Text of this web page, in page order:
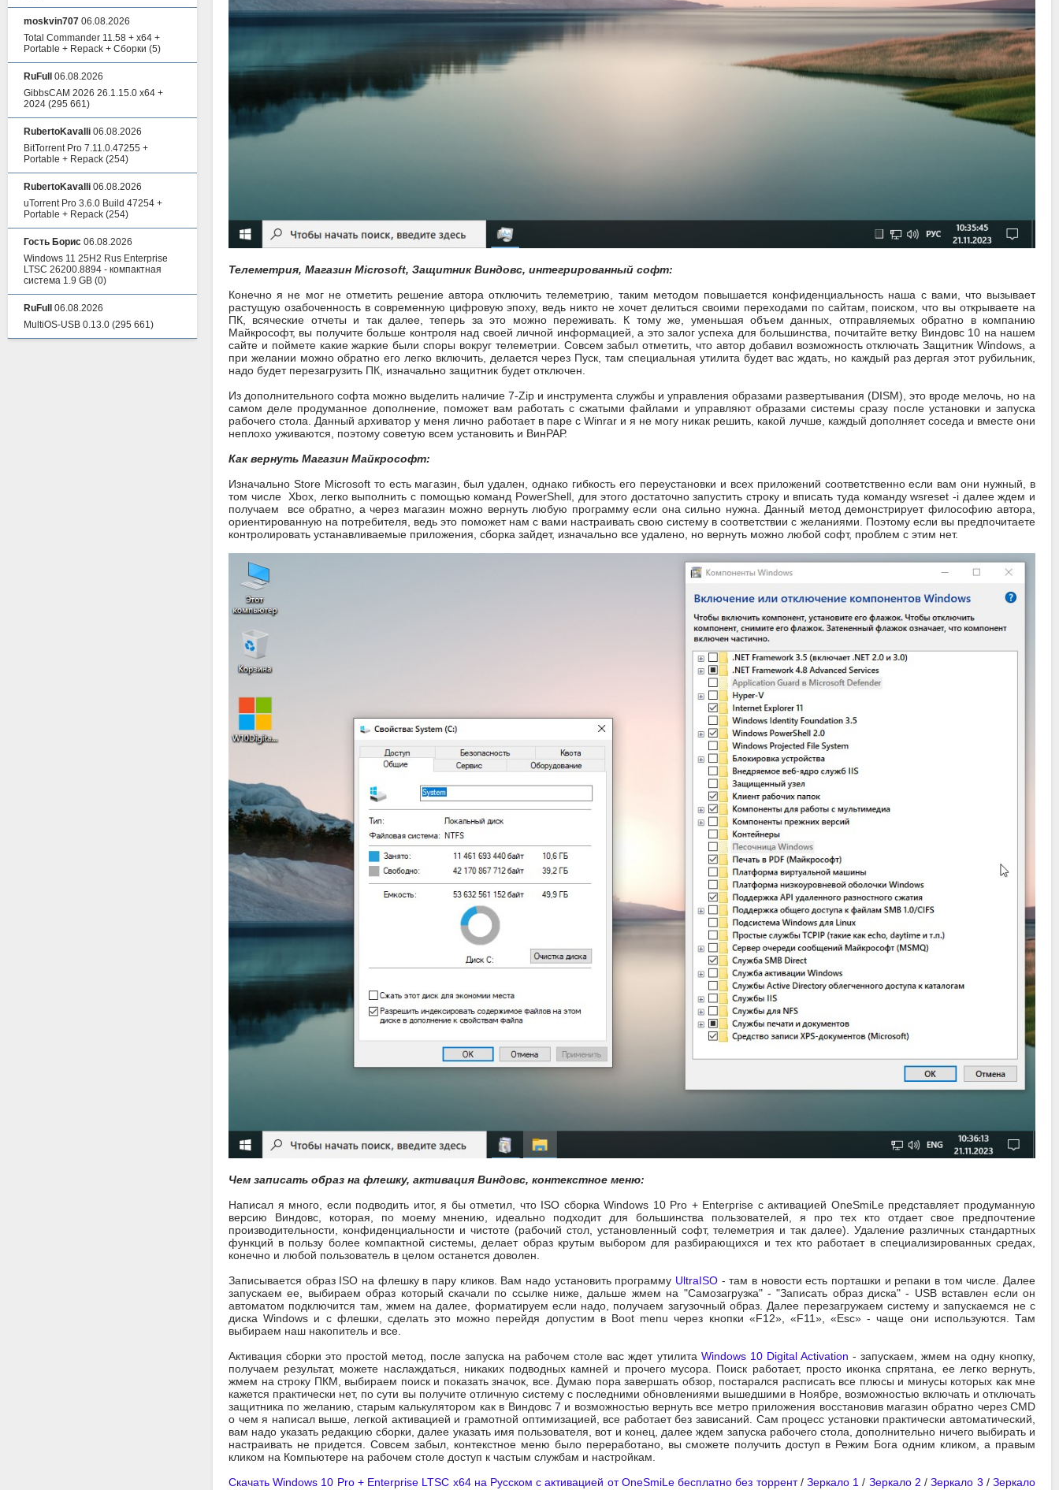
Телеметрия, Магазин Microsoft, Защитник Виндовс, интегрированный софт:
Конечно я не мог не отметить решение автора отключить телеметрию, таким методом повышается конфиденциальность наша с вами, что вызывает
растущую озабоченность в современную цифровую эпоху, ведь никто не хочет делиться своими переходами по сайтам, поиском, что вы открываете на
ПК, всяческие отчеты и так далее, теперь за это можно переживать. К тому же, уменьшая объем данных, отправляемых обратно в компанию
Майкрософт, вы получите больше контроля над своей личной информацией, а это залог успеха для большинства, почитайте ветку Виндовс 10 на нашем
сайте и поймете какие жаркие были споры вокруг телеметрии. Совсем забыл отметить, что автор добавил возможность отключать Защитник Windows, а
при желании можно обратно его легко включить, делается через Пуск, там специальная утилита будет вас ждать, но каждый раз дергая этот рубильник,
надо будет перезагрузить ПК, изначально защитник будет отключен.
Из дополнительного софта можно выделить наличие 7-Zip и инструмента службы и управления образами развертывания (DISM), это вроде мелочь, но на
самом деле продуманное дополнение, поможет вам работать с сжатыми файлами и управляют образами системы сразу после установки и запуска
рабочего стола. Данный архиватор у меня лично работает в паре с Winrar и я не могу никак решить, какой лучше, каждый дополняет соседа и вместе они
неплохо уживаются, поэтому советую всем установить и ВинРАР.
Как вернуть Магазин Майкрософт:
Изначально Store Microsoft то есть магазин, был удален, однако гибкость его переустановки и всех приложений соответственно если вам они нужный, в
том числе Xbox, легко выполнить с помощью команд PowerShell, для этого достаточно запустить строку и вписать туда команду wsreset -i далее ждем и
получаем все обратно, а через магазин можно вернуть любую программу если она сильно нужна. Данный метод демонстрирует философию автора,
ориентированную на потребителя, ведь это поможет нам с вами настраивать свою систему в соответствии с желаниями. Поэтому если вы предпочитаете
контролировать устанавливаемые приложения, сборка зайдет, изначально все удалено, но вернуть можно любой софт, проблем с этим нет.
Чем записать образ на флешку, активация Виндовс, контекстное меню:
Написал я много, если подводить итог, я бы отметил, что ISO сборка Windows 10 Pro + Enterprise с активацией OneSmiLe представляет продуманную
версию Виндовс, которая, по моему мнению, идеально подходит для большинства пользователей, я про тех кто отдает свое предпочтение
производительности, конфиденциальности и чистоте (рабочий стол, установленный софт, телеметрия и так далее). Удаление различных стандартных
функций в пользу более компактной системы, делает образ крутым выбором для разбирающихся и тех кто работает в специализированных средах,
конечно и любой пользователь в целом останется доволен.
Записывается образ ISO на флешку в пару кликов. Вам надо установить программу UltraISO - там в новости есть порташки и репаки в том числе. Далее
запускаем ее, выбираем образ который скачали по ссылке ниже, дальше жмем на "Самозагрузка" - "Записать образ диска" - USB вставлен если он
автоматом подключится там, жмем на далее, форматируем если надо, получаем загузочный образ. Далее перезагружаем систему и запускаемся не с
диска Windows и с флешки, сделать это можно перейдя допустим в Boot menu через кнопки «F12», «F11», «Esc» - чаще они используются. Там
выбираем наш накопитель и все.
Активация сборки это простой метод, после запуска на рабочем столе вас ждет утилита Windows 10 Digital Activation - запускаем, жмем на одну кнопку,
получаем результат, можете наслаждаться, никаких подводных камней и прочего мусора. Поиск работает, просто иконка спрятана, ее легко вернуть,
жмем на строку ПКМ, выбираем поиск и показать значок, все. Думаю пора завершать обзор, постарался расписать все плюсы и минусы которых как мне
кажется практически нет, по сути вы получите отличную систему с последними обновлениями вышедшими в Ноябре, возможностью включать и отключать
защитника по желанию, старым калькулятором как в Виндовс 7 и возможностью вернуть все метро приложения восстановив магазин обратно через CMD
о чем я написал выше, легкой активацией и грамотной оптимизацией, все работает без зависаний. Сам процесс установки практически автоматический,
вам надо указать редакцию сборки, далее указать имя пользователя, вот и конец, далее ждем запуска рабочего стола, дополнительно ничего выбирать и
настраивать не придется. Совсем забыл, контекстное меню было переработано, вы сможете получить доступ в Режим Бога одним кликом, а правым
кликом на Компьютере на рабочем столе доступ к частым службам и настройкам.
Скачать Windows 10 Pro + Enterprise LTSC x64 на Русском с активацией от OneSmiLe бесплатно без торрент/Зеркало 1 / Зеркало 2 /Зеркало 3 /Зеркало
moskvin707 06.08.2026
Total Commander 11.58 + x64 +
Portable + Repack + Сборки (5)
RuFull
06.08.2026
GibbsCAM 2026 26.1.15.0 x64 +
2024 (295 661)
RubertoKavalli 06.08.2026
BitTorrent Pro 7.11.0.47255 +
Portable + Repack (254)
RubertoKavalli 06.08.2026
uTorrent Pro 3.6.0 Build 47254 +
Portable + Repack (254)
Гость Борис 06.08.2026
Windows 11 25H2 Rus Enterprise
LTSC 26200.8894 - компактная
система 1.9 GB (0)
RuFull
06.08.2026
MultiOS-USB 0.13.0 (295 661)